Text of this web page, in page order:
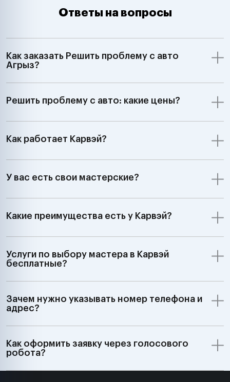
Ответы на вопросы
Как заказать Решить проблему с авто
Агрыз?
Решить проблему с авто: какие цены?
Как работает Карвэй?
У вас есть свои мастерские?
Какие преимущества есть у Карвэй?
Услуги по выбору мастера в Карвэй
бесплатные?
Зачем нужно указывать номер телефона и
адрес?
Как оформить заявку через голосового
робота?